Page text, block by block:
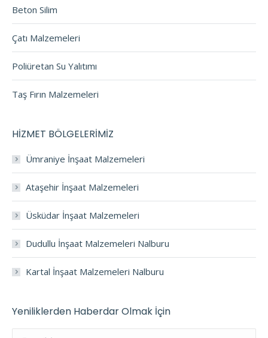
Beton Silim
Çatı Malzemeleri
Poliüretan Su Yalıtımı
Taş Fırın Malzemeleri
HİZMET BÖLGELERİMİZ
Ümraniye İnşaat Malzemeleri
Ataşehir İnşaat Malzemeleri
Üsküdar İnşaat Malzemeleri
Dudullu İnşaat Malzemeleri Nalburu
Kartal İnşaat Malzemeleri Nalburu
Yeniliklerden Haberdar Olmak İçin